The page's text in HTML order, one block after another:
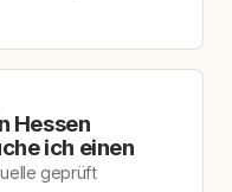
Hessen
ich einen
geprüft